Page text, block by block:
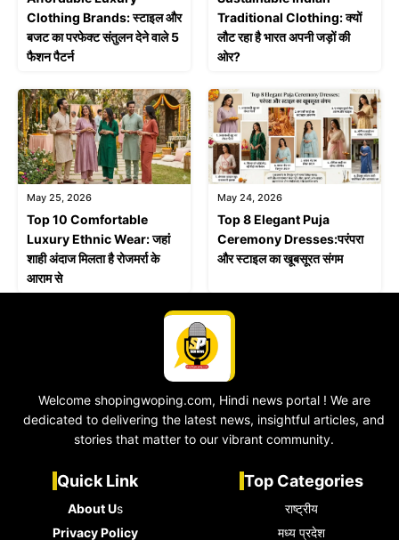
Clothing Brands: स्टाइल और
बजट का परफेक्ट संतुलन देने वाले 5
फैशन पैटर्न
Traditional Clothing: क्यों
लौट रहा है भारत अपनी जड़ों की
ओर?
May 25, 2026
Top 10 Comfortable
Luxury Ethnic Wear: जहां
शाही अंदाज मिलता है रोजमर्रा के
आराम से
May 24, 2026
Top 8 Elegant Puja
Ceremony Dresses:परंपरा
और स्टाइल का खूबसूरत संगम
Welcome shopingwoping.com, Hindi news portal ! We are
dedicated to delivering the latest news, insightful articles, and
stories that matter to our vibrant community.
Quick Link
About Us
Privacy Policy
Top Categories
राष्ट्रीय
मध्य प्रदेश